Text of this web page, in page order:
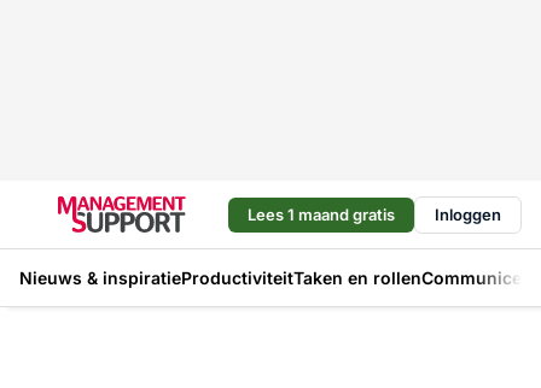
Lees 1 maand gratis Inloggen
Nieuws & inspiratieProductiviteitTaken en rollen